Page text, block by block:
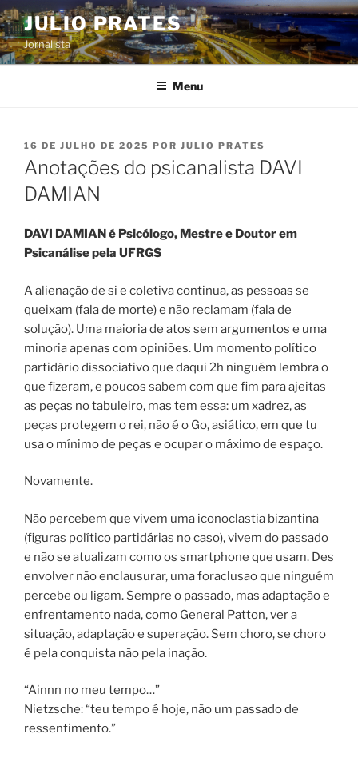
Pular
para
o
conteúdo
JULIO PRATES
Jornalista
Menu
PUBLICADO
EM
16 DE JULHO DE 2025 POR JULIO PRATES
Anotações do psicanalista DAVI
DAMIAN
DAVI DAMIAN é Psicólogo, Mestre e Doutor em
Psicanálise pela UFRGS
A alienação de si e coletiva continua, as pessoas se
queixam (fala de morte) e não reclamam (fala de
solução). Uma maioria de atos sem argumentos e uma
minoria apenas com opiniões. Um momento político
partidário dissociativo que daqui 2h ninguém lembra o
que fizeram, e poucos sabem com que fim para ajeitas
as peças no tabuleiro, mas tem essa: um xadrez, as
peças protegem o rei, não é o Go, asiático, em que tu
usa o mínimo de peças e ocupar o máximo de espaço.
Novamente.
Não percebem que vivem uma iconoclastia bizantina
(figuras político partidárias no caso), vivem do passado
e não se atualizam como os smartphone que usam. Des
envolver não enclausurar, uma foraclusao que ninguém
percebe ou ligam. Sempre o passado, mas adaptação e
enfrentamento nada, como General Patton, ver a
situação, adaptação e superação. Sem choro, se choro
é pela conquista não pela inação.
“Ainnn no meu tempo…”
Nietzsche: “teu tempo é hoje, não um passado de
ressentimento.”